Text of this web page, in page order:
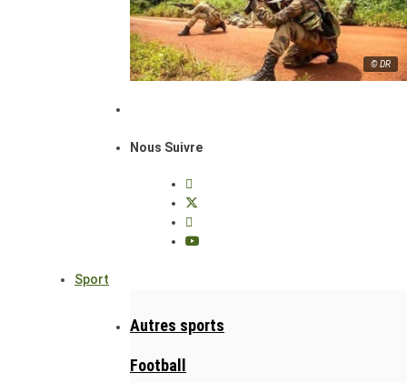
© DR
Nous Suivre
Sport
Autres sports
Football